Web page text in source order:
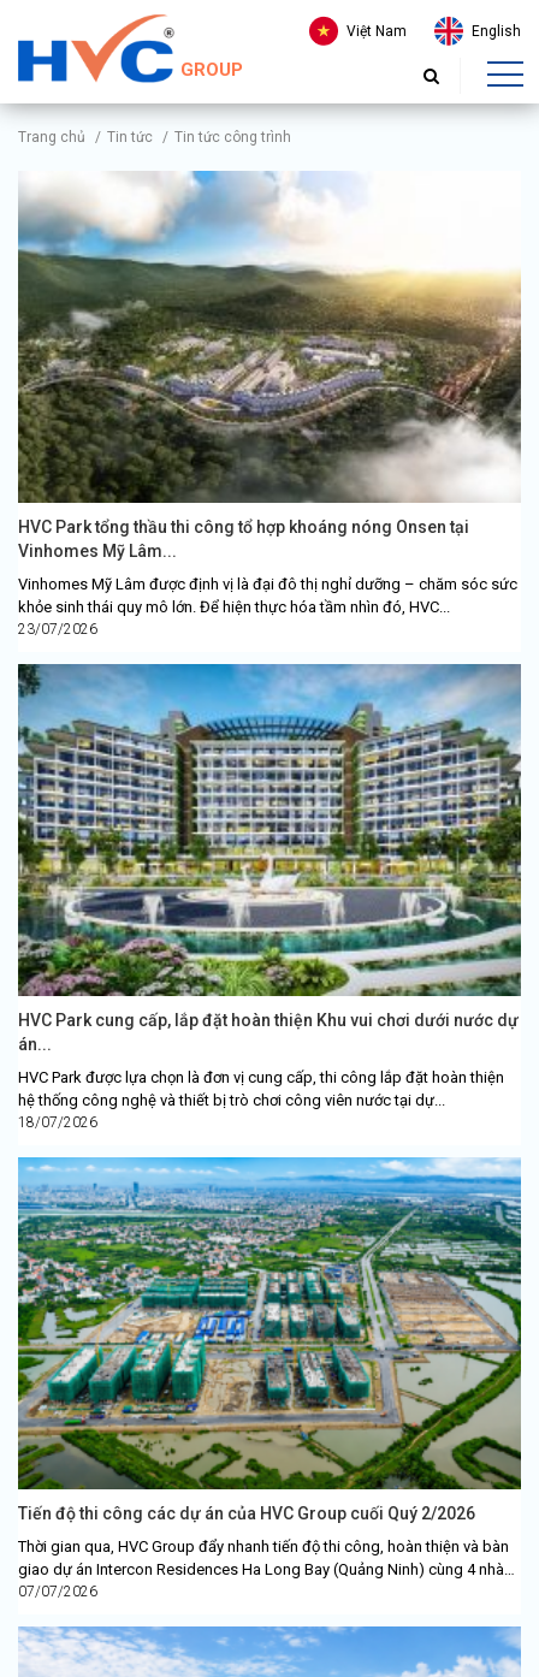
GROUP
Việt Nam English
Trang chủ / Tin tức / Tin tức công trình
HVC Park tổng thầu thi công tổ hợp khoáng nóng Onsen tại
Vinhomes Mỹ Lâm...
Vinhomes Mỹ Lâm được định vị là đại đô thị nghỉ dưỡng – chăm sóc sức
khỏe sinh thái quy mô lớn. Để hiện thực hóa tầm nhìn đó, HVC...
23/07/2026
HVC Park cung cấp, lắp đặt hoàn thiện Khu vui chơi dưới nước dự
án...
HVC Park được lựa chọn là đơn vị cung cấp, thi công lắp đặt hoàn thiện
hệ thống công nghệ và thiết bị trò chơi công viên nước tại dự...
18/07/2026
Tiến độ thi công các dự án của HVC Group cuối Quý 2/2026
Thời gian qua, HVC Group đẩy nhanh tiến độ thi công, hoàn thiện và bàn
giao dự án Intercon Residences Ha Long Bay (Quảng Ninh) cùng 4 nhà
xưởng công...
07/07/2026